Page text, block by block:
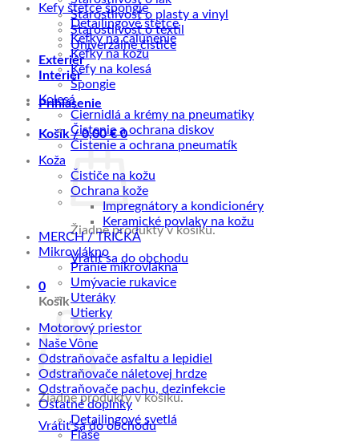
Starostlivosť o plasty a vinyl
Starostlivosť o textil
Univerzálne čističe
Exteriér
Interiér
Prihlásenie
Košík /0,00€ 0
Žiadne produkty v košíku.
Vrátiť sa do obchodu
0
Košík
Žiadne produkty v košíku.
Vrátiť sa do obchodu
Kefy štetce špongie
Detailingové štetce
Kefky na čalúnenie
Kefky na kožu
Kefy na kolesá
Špongie
Kolesá
Čiernidlá a krémy na pneumatiky
Čistenie a ochrana diskov
Čistenie a ochrana pneumatík
Koža
Čističe na kožu
Ochrana kože
Impregnátory a kondicionéry
Keramické povlaky na kožu
MERCH / TRIČKÁ
Mikrovlákno
Pranie mikrovlákna
Umývacie rukavice
Uteráky
Utierky
Motorový priestor
Naše Vône
Odstraňovače asfaltu a lepidiel
Odstraňovače náletovej hrdze
Odstraňovače pachu, dezinfekcie
Ostatné doplnky
Detailingové svetlá
Fľaše